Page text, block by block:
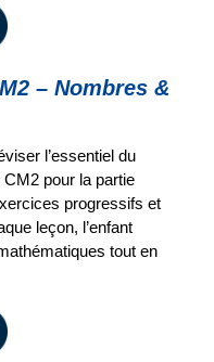
– Nombres &
l’essentiel du
pour la partie
progressifs et
leçon, l’enfant
tout en